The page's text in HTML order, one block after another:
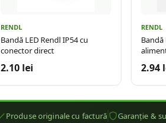
RENDL
Bandă LED Rendl IP54 cu
conector direct
2.10 lei
RENDL
Bandă
2.94
Produse originale cu factură Garanție &